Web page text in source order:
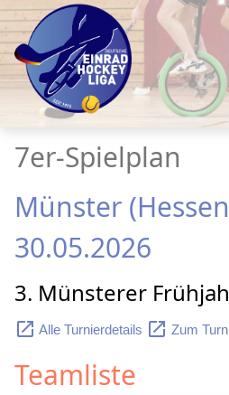
7er-Spielplan
Münster
30.05.2026
3. Münsterer
launch Alle Turnierdetails launch Zum
Teamliste